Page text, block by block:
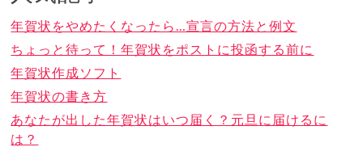
年賀状をやめたくなったら…宣言の方法と例文
ちょっと待って！年賀状をポストに投函する前に
年賀状作成ソフト
年賀状の書き方
あなたが出した年賀状はいつ届く？元旦に届けるに
は？